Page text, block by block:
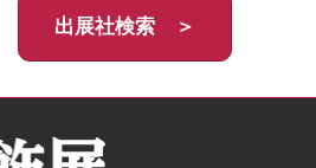
出展社検索 ＞